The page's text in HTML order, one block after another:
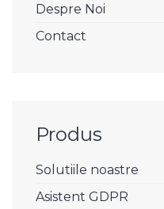
Despre Noi
Contact
Produs
Solutiile noastre
Asistent GDPR